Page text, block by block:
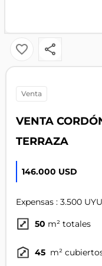
venta
VENTA
TERRAZA
146.000 USD
Expensas : 3.500 UYU
50 m² totales
45 m²